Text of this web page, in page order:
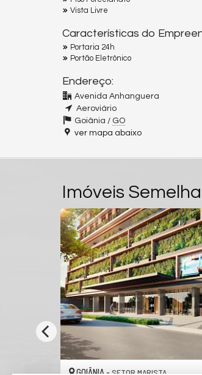
Vista Livre
Características do
Portaria 24h
Portão Eletrônico
Endereço:
Avenida Anhanguera
Aeroviário
Goiânia / GO
ver mapa abaixo
Imóveis
GOIÂNIA -SETOR MARISTA